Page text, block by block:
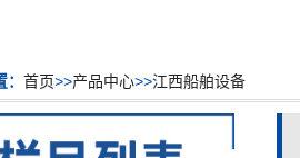
首页>>产品中心>>江西船舶设备